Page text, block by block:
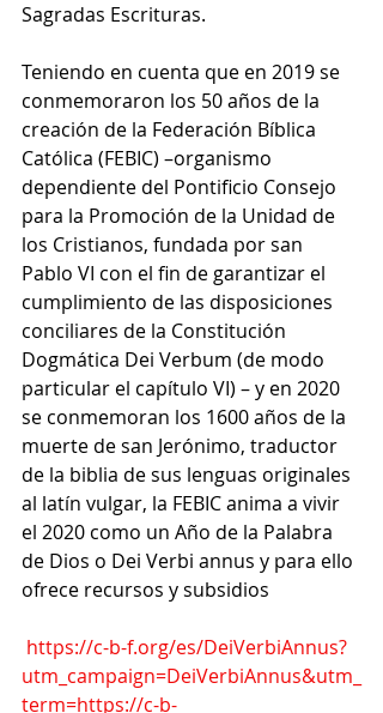
Sagradas Escrituras.
Teniendo en cuenta que en 2019 se
conmemoraron los 50 años de la
creación de la Federación Bíblica
Católica (FEBIC) –organismo
dependiente del Pontificio Consejo
para la Promoción de la Unidad de
los Cristianos, fundada por san
Pablo VI con el fin de garantizar el
cumplimiento de las disposiciones
conciliares de la Constitución
Dogmática Dei Verbum (de modo
particular el capítulo VI) – y en 2020
se conmemoran los 1600 años de la
muerte de san Jerónimo, traductor
de la biblia de sus lenguas originales
al latín vulgar, la FEBIC anima a vivir
el 2020 como un Año de la Palabra
de Dios o Dei Verbi annus y para ello
ofrece recursos y subsidios
https://c-b-f.org/es/DeiVerbiAnnus?
utm_campaign=DeiVerbiAnnus&utm_
term=https://c-b-